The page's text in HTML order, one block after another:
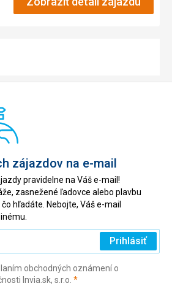
zájazdov na e-mail
pravidelne na Váš e-mail!
zasnežené ľadovce alebo plavbu
hľadáte. Nebojte, Váš e-mail
Prihlásiť
obchodných oznámení o
Invia.sk, s.r.o. *(povinné)